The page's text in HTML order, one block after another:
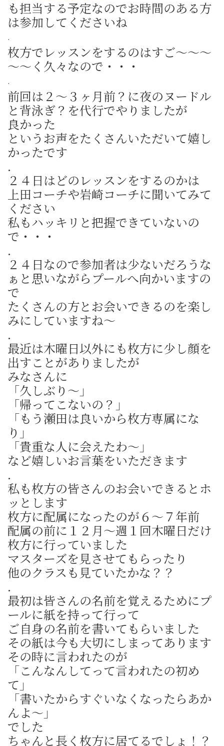
も担当する予定なのでお時間のある方
は参加してくださいね
.
枚方でレッスンをするのはすご～～～
～～く久々なので・・・
.
前回は２～３ヶ月前？に夜のヌードル
と背泳ぎ？を代行でやりましたが
良かった
というお声をたくさんいただいて嬉し
かったです
.
２４日はどのレッスンをするのかは
上田コーチや岩崎コーチに聞いてみて
ください
私もハッキリと把握できていないの
で・・・
.
２４日なので参加者は少ないだろうな
ぁと思いながらプールへ向かいますの
で
たくさんの方とお会いできるのを楽し
みにしていますね～
.
最近は木曜日以外にも枚方に少し顔を
出すことがありましたが
みなさんに
「久しぶり～」
「帰ってこないの？」
「もう瀬田は良いから枚方専属にな
り」
「貴重な人に会えたわ～」
など嬉しいお言葉をいただきます
.
私も枚方の皆さんのお会いできるとホ
ッとします
枚方に配属になったのが６～７年前
配属の前に１２月～週１回木曜日だけ
枚方に行っていました
マスターズを見させてもらったり
他のクラスも見ていたかな？？
.
最初は皆さんの名前を覚えるためにプ
ールに紙を持って行って
ご自身の名前を書いてもらいました
その紙は今も大切にしまってあります
その時に言われたのが
「こんなんしてって言われたの初め
て」
「書いたからすぐいなくなったらあか
んよ～」
でした
ちゃんと長く枚方に居てるでしょ！？